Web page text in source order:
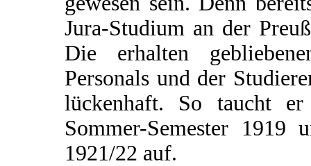
Jura-Studium an der
Die erhalten
Personals und der
lückenhaft. So taucht
Sommer-Semester 1919
1921/22 auf.